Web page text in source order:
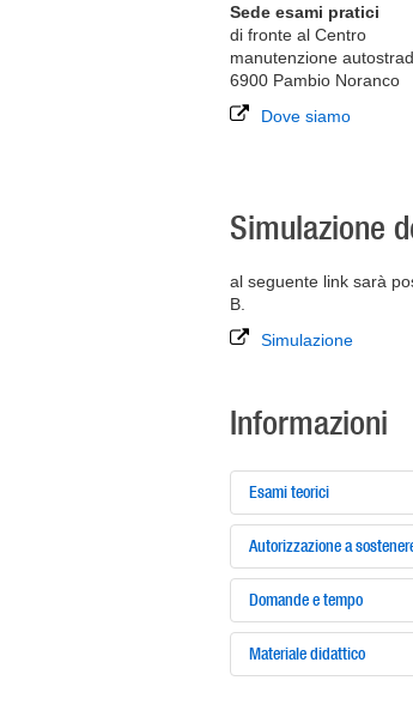
Sede esami pratici
di fronte al Centro
manutenzione
6900 Pambio Noranco
Dove siamo
Simulazione
al seguente link sarà
B.
Simulazione
Informazioni
Esami teorici
Autorizzazione a
Domande e tempo
Materiale didattico